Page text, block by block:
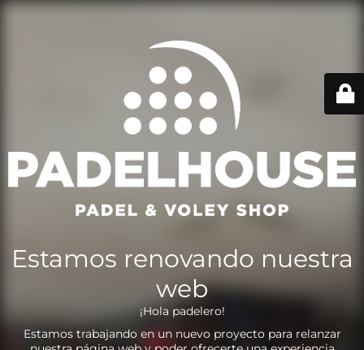
Estamos renovando nuestra
web
¡Hola padelero!
Estamos trabajando en un nuevo proyecto para relanzar